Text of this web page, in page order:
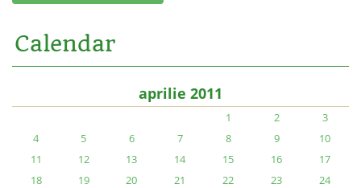
Calendar
aprilie 2011
1 2
3
4
5 6 7 8 9
10
11
12 13 14 15 16
17
18
19 20 21 22 23
24